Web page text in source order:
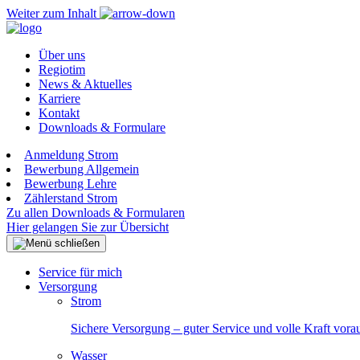
Weiter zum Inhalt
Über uns
Regiotim
News & Aktuelles
Karriere
Kontakt
Downloads & Formulare
Anmeldung Strom
Bewerbung Allgemein
Bewerbung Lehre
Zählerstand Strom
Zu allen Downloads & Formularen
Hier gelangen Sie zur Übersicht
Service für mich
Versorgung
Strom
Sichere Versorgung – guter Service und volle Kraft
Wasser